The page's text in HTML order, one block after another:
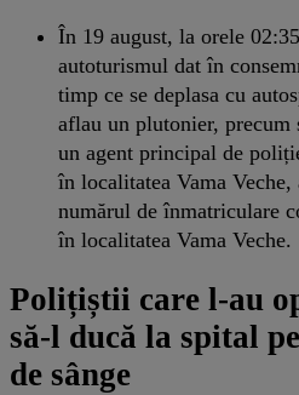
În 19 august, la orele
autoturismul dat în
timp ce se deplasa cu
aflau un plutonier,
un agent principal de
în localitatea Vama
numărul de înmatriculare
în localitatea Vama Veche.
Polițiștii care l-au
să-l ducă la spital
de sânge